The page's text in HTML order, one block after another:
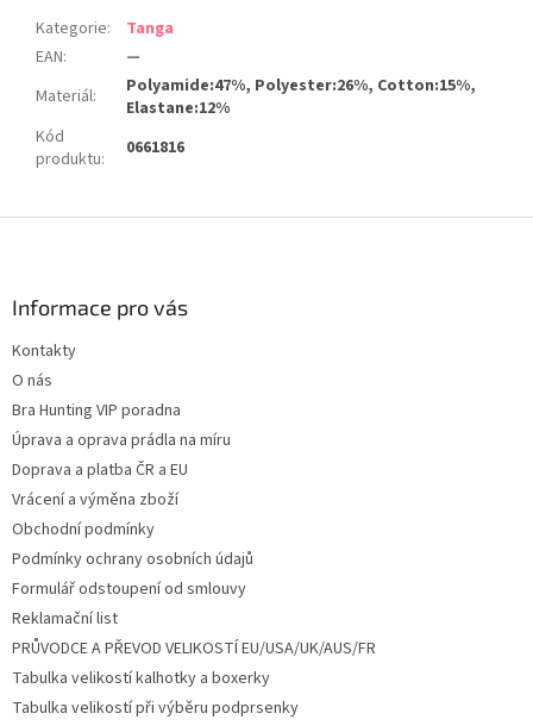
Kategorie:
Tanga
EAN:
—
Materiál:
Polyamide:47%, Polyester:26%, Cotton:15%,
Elastane:12%
Kód
produktu: 0661816
Informace pro vás
Kontakty
O nás
Bra Hunting VIP poradna
Úprava a oprava prádla na míru
Doprava a platba ČR a EU
Vrácení a výměna zboží
Obchodní podmínky
Podmínky ochrany osobních údajů
Formulář odstoupení od smlouvy
Reklamační list
PRŮVODCE A PŘEVOD VELIKOSTÍ EU/USA/UK/AUS/FR
Tabulka velikostí kalhotky a boxerky
Tabulka velikostí při výběru podprsenky